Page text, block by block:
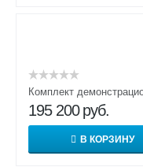
Комплект
195 200 руб.
В КОРЗИНУ